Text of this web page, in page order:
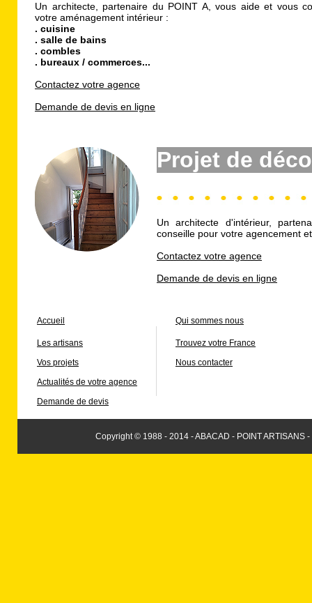
Un architecte, partenaire du POINT A, vous aide et vous
votre aménagement intérieur :
. cuisine
. salle de bains
. combles
. bureaux / commerces...
Contactez votre agence
Demande de devis en ligne
Projet de
Un architecte d'intérieur,
conseille pour votre agencement
Contactez votre agence
Demande de devis en ligne
Accueil
Les artisans
Vos projets
Actualités de votre agence
Demande de devis
Qui sommes nous
Trouvez votre France
Nous contacter
Copyright © 1988 - 2014 - ABACAD - POINT ARTISANS